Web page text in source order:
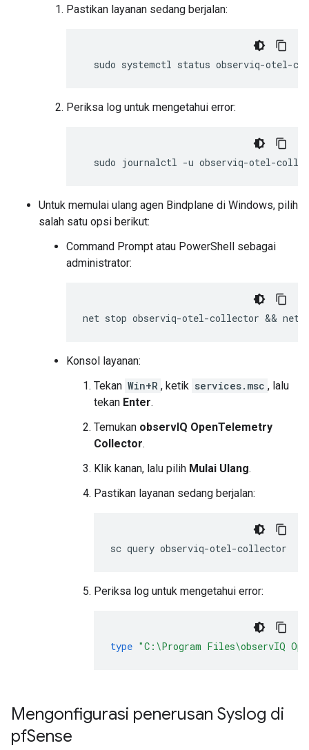
Pastikan layanan sedang berjalan:
sudo systemctl status
Periksa log untuk mengetahui error:
sudo journalctl -u observiq-otel-
Untuk memulai ulang agen Bindplane di Windows, pilih
salah satu opsi berikut:
Command Prompt atau PowerShell sebagai
administrator:
Konsol layanan:
Tekan Win+R , ketik services.msc , lalu
tekan Enter.
Temukan observIQ OpenTelemetry
Collector.
Klik kanan, lalu pilih Mulai Ulang.
Pastikan layanan sedang berjalan:
Periksa log untuk mengetahui error:
type "C:\Program Files\observIQ
Mengonfigurasi penerusan Syslog di
pfSense